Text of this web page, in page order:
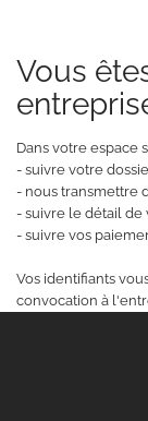
Vous
Dans votre espace
- suivre votre
- nous transmettre
- suivre le détail de
- suivre vos
Vos identifiants
convocation à